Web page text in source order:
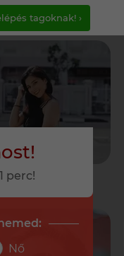
tagoknak! ›
perc!
Nő